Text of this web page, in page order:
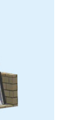
FINE
CON
IDC